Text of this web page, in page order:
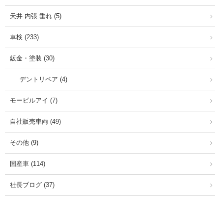
天井 内張 垂れ (5)
車検 (233)
鈑金・塗装 (30)
デントリペア (4)
モービルアイ (7)
自社販売車両 (49)
その他 (9)
国産車 (114)
社長ブログ (37)